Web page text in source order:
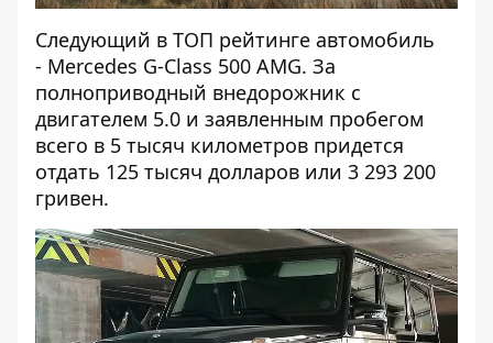
Следующий в ТОП рейтинге автомобиль
- Mercedes G-Class 500 AMG. За
полноприводный внедорожник с
двигателем 5.0 и заявленным пробегом
всего в 5 тысяч километров придется
отдать 125 тысяч долларов или 3 293 200
гривен.